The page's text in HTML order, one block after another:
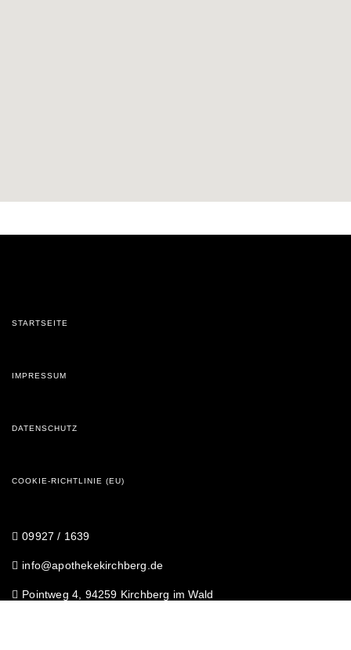
STARTSEITE
IMPRESSUM
DATENSCHUTZ
COOKIE-RICHTLINIE (EU)
09927 / 1639
info@apothekekirchberg.de
Pointweg 4, 94259 Kirchberg im Wald